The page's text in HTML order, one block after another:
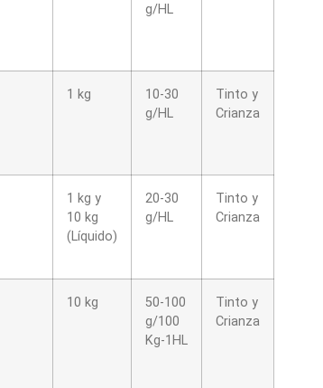
g/HL
1 kg
10-30
g/HL
Tinto y
Crianza
1 kg y
10 kg
(Líquido)
20-30
g/HL
Tinto y
Crianza
10 kg
50-100
g/100
Kg-1HL
Tinto y
Crianza